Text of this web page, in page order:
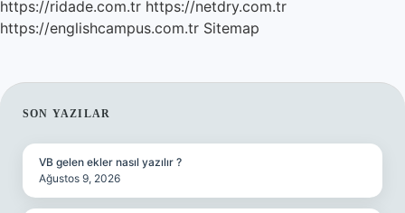
https://ridade.com.tr https://netdry.com.tr
https://englishcampus.com.tr Sitemap
SIDEBAR
SON YAZILAR
VB gelen ekler nasıl yazılır ?
Ağustos 9, 2026